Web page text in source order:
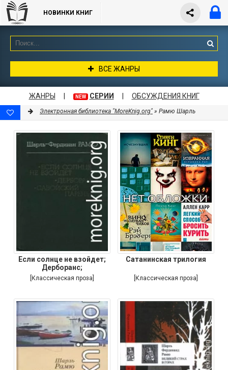
НОВИНКИ КНИГ
ВСЕ ЖАНРЫ
ЖАНРЫ NEW СЕРИИ ОБСУЖДЕНИЯ КНИГ
Электронная библиотека "MoreKnig.org" » Рамю Шарль
Если солнце не взойдет;
Дерборанс;
[Классическая проза]
Сатанинская трилогия
[Классическая проза]